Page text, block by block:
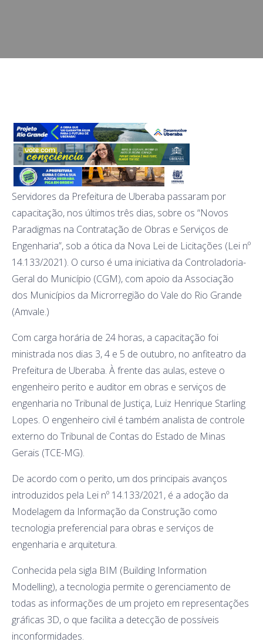
Servidores da Prefeitura de Uberaba passaram por
capacitação, nos últimos três dias, sobre os “Novos
Paradigmas na Contratação de Obras e Serviços de
Engenharia”, sob a ótica da Nova Lei de Licitações (Lei nº
14.133/2021). O curso é uma iniciativa da Controladoria-
Geral do Município (CGM), com apoio da Associação
dos Municípios da Microrregião do Vale do Rio Grande
(Amvale.)
Com carga horária de 24 horas, a capacitação foi
ministrada nos dias 3, 4 e 5 de outubro, no anfiteatro da
Prefeitura de Uberaba. À frente das aulas, esteve o
engenheiro perito e auditor em obras e serviços de
engenharia no Tribunal de Justiça, Luiz Henrique Starling
Lopes. O engenheiro civil é também analista de controle
externo do Tribunal de Contas do Estado de Minas
Gerais (TCE-MG).
De acordo com o perito, um dos principais avanços
introduzidos pela Lei nº 14.133/2021, é a adoção da
Modelagem da Informação da Construção como
tecnologia preferencial para obras e serviços de
engenharia e arquitetura.
Conhecida pela sigla BIM (Building Information
Modelling), a tecnologia permite o gerenciamento de
todas as informações de um projeto em representações
gráficas 3D, o que facilita a detecção de possíveis
inconformidades.